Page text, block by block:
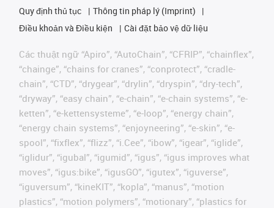
Quy định thủ tục
Thông tin pháp lý (Imprint)
Điều khoản và Điều kiện
Cài đặt bảo vệ dữ liệu
Các thuật ngữ “Apiro”, “AutoChain”, “CFRIP”, “chainflex”,
“chainge”, “chains for cranes”, “conprotect”, “cradle-
chain”, “CTD”, “drygear”, “drylin”, “dryspin”, “dry-tech”,
“dryway”, “easy chain”, “e-chain”, “e-chain systems”, “e-
ketten”, “e-kettensysteme”, “e-loop”, “energy chain”,
“energy chain systems”, “enjoyneering”, “e-skin”, “e-
spool”, “fixflex”, “flizz”, “i.Cee”, “ibow”, “igear”, “iglide”,
“iglidur”, “igubal”, “igumid”, “igus”, “igus improves what
moves”, “igus:bike”, “igusGO”, “igutex”, “iguverse”,
“iguversum”, “kineKIT”, “kopla”, “manus”, “motion
plastics”, “motion polymers”, “motionary”, “plastics for